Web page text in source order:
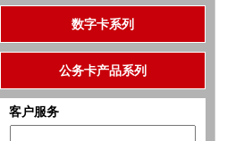
数字卡系列
公务卡产品系列
客户服务